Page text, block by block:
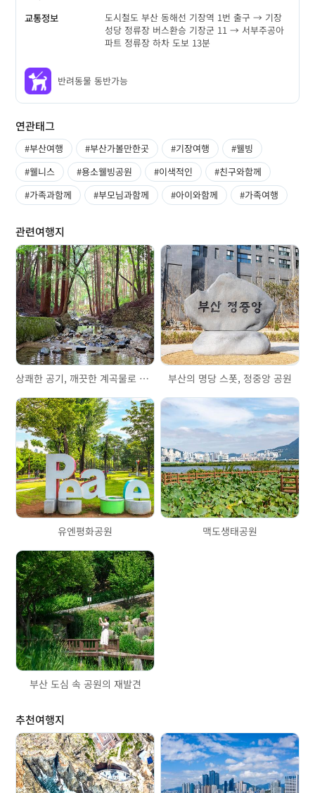
교통정보
도시철도 부산 동해선 기장역 1번 출구 → 기장
성당 정류장 버스환승 기장군 11 → 서부주공아
파트 정류장 하차 도보 13분
반려동물 동반가능
연관태그
#부산여행 #부산가볼만한곳 #기장여행
#웰빙
#웰니스
#용소웰빙공원 #이색적인
#친구와함께
#가족과함께
#부모님과함께 #아이와함께 #가족여행
관련여행지
상쾌한 공기, 깨끗한 계곡물로 기분 업! (구)대신공원 & 대신계곡 부산의 명당 스폿, 정중앙 공원
유엔평화공원 맥도생태공원
부산 도심 속 공원의 재발견
추천여행지